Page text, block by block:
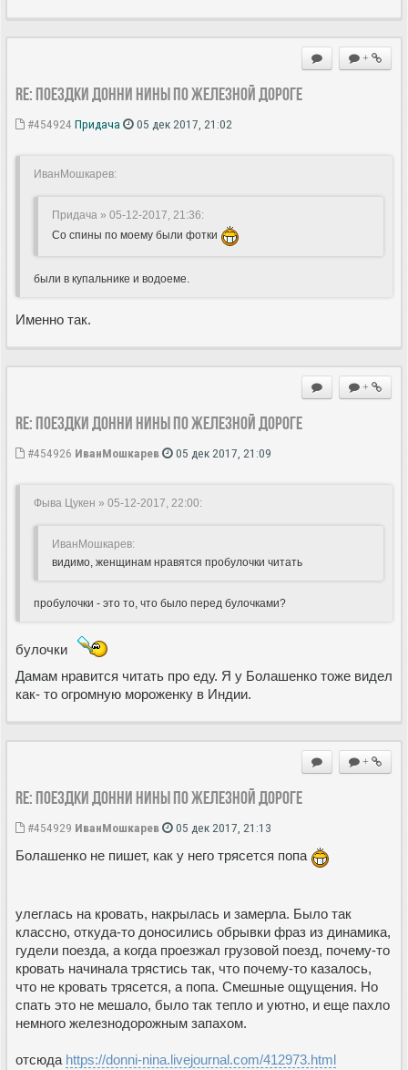
+
Re: Поездки Донни Нины по железной дороге
#454924 Придача 05 дек 2017, 21:02
ИванМошкарев:
Придача » 05-12-2017, 21:36:
Со спины по моему были фотки
были в купальнике и водоеме.
Именно так.
+
Re: Поездки Донни Нины по железной дороге
#454926 ИванМошкарев 05 дек 2017, 21:09
Фыва Цукен » 05-12-2017, 22:00:
ИванМошкарев:
видимо, женщинам нравятся пробулочки читать
пробулочки - это то, что было перед булочками?
булочки
Дамам нравится читать про еду. Я у Болашенко тоже видел
как- то огромную мороженку в Индии.
+
Re: Поездки Донни Нины по железной дороге
#454929 ИванМошкарев 05 дек 2017, 21:13
Болашенко не пишет, как у него трясется попа
улеглась на кровать, накрылась и замерла. Было так
классно, откуда-то доносились обрывки фраз из динамика,
гудели поезда, а когда проезжал грузовой поезд, почему-то
кровать начинала трястись так, что почему-то казалось,
что не кровать трясется, а попа. Смешные ощущения. Но
спать это не мешало, было так тепло и уютно, и еще пахло
немного железнодорожным запахом.
отсюда https://donni-nina.livejournal.com/412973.html